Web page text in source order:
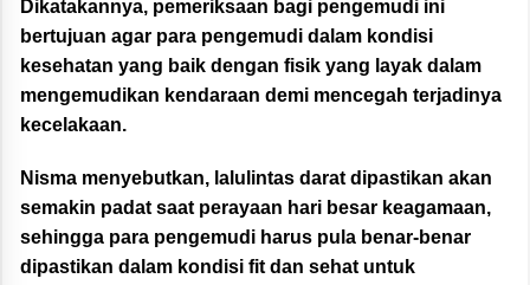
Dikatakannya, pemeriksaan bagi pengemudi ini
bertujuan agar para pengemudi dalam kondisi
kesehatan yang baik dengan fisik yang layak dalam
mengemudikan kendaraan demi mencegah terjadinya
kecelakaan.
Nisma menyebutkan, lalulintas darat dipastikan akan
semakin padat saat perayaan hari besar keagamaan,
sehingga para pengemudi harus pula benar-benar
dipastikan dalam kondisi fit dan sehat untuk